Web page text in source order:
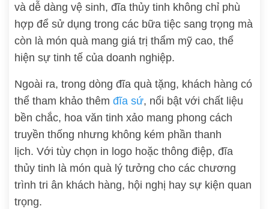
và dễ dàng vệ sinh, đĩa thủy tinh không chỉ phù
hợp để sử dụng trong các bữa tiệc sang trọng mà
còn là món quà mang giá trị thẩm mỹ cao, thể
hiện sự tinh tế của doanh nghiệp.
Ngoài ra, trong dòng đĩa quà tặng, khách hàng có
thể tham khảo thêm đĩa sứ, nổi bật với chất liệu
bền chắc, hoa văn tinh xảo mang phong cách
truyền thống nhưng không kém phần thanh
lịch. Với tùy chọn in logo hoặc thông điệp, đĩa
thủy tinh là món quà lý tưởng cho các chương
trình tri ân khách hàng, hội nghị hay sự kiện quan
trọng.